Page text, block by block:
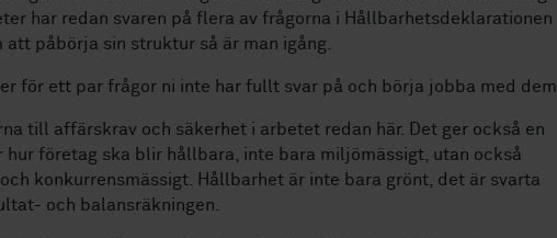
har redan svaren på flera av frågorna i Hållbarhetsdeklarationen
att påbörja sin struktur så är man igång.
för ett par frågor ni inte har fullt svar på och börja jobba med dem.
till affärskrav och säkerhet i arbetet redan här. Det ger också en
hur företag ska blir hållbara, inte bara miljömässigt, utan också
konkurrensmässigt. Hållbarhet är inte bara grönt, det är svarta
och balansräkningen.